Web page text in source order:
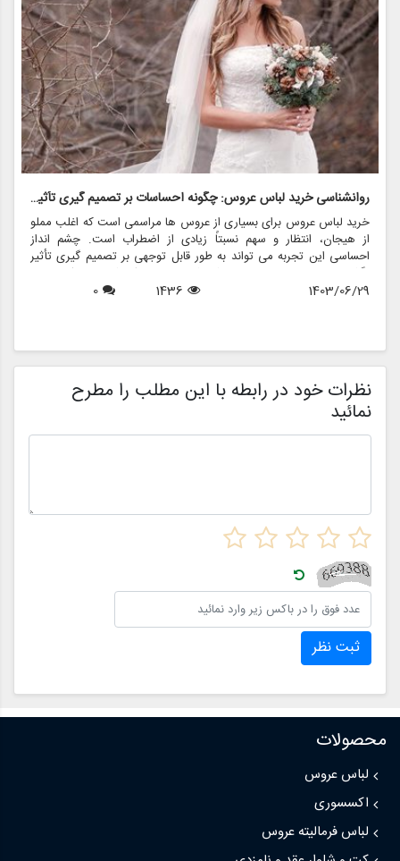
روانشناسی خرید لباس عروس: چگونه احساسات بر تصمیم گیری تأثیر می گذارد
خرید لباس عروس برای بسیاری از عروس ها مراسمی است که اغلب مملو
از هیجان، انتظار و سهم نسبتاً زیادی از اضطراب است. چشم انداز
احساسی این تجربه می تواند به طور قابل توجهی بر تصمیم گیری تأثیر
بگذارد و منجر به انتخاب هایی شود که نه تنها سبک شخصی بلکه عوامل
روانی عمیق تری را نیز منعکس می کند. در این مقاله، روانشناسی خرید
1403/06/29
1436
0
نظرات خود در رابطه با این مطلب را مطرح
نمائید
ثبت نظر
محصولات
لباس عروس
اکسسوری
لباس فرمالیته عروس